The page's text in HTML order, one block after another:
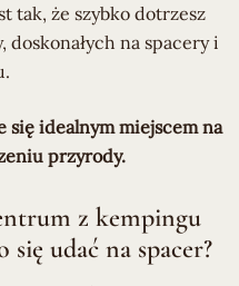
tak, że szybko dotrzesz
na spacery i
się idealnym miejscem na
przyrody.
z kempingu
udać na spacer?